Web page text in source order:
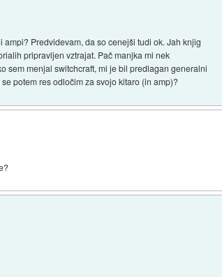
Predvidevam, da so cenejši tudi ok. Jah knjig
pripravljen vztrajat. Pač manjka mi nek
sem menjal switchcraft, mi je bil predlagan generalni
potem res odločim za svojo kitaro (in amp)?